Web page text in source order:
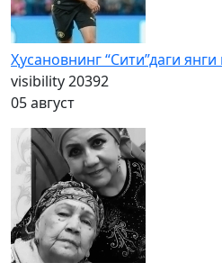
Ҳусановнинг “Сити”даги
visibility20392
05 август